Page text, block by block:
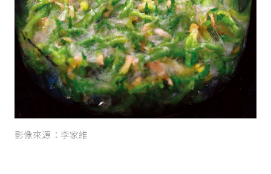
影像來源：李家維